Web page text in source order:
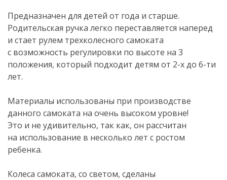
Предназначен для детей от года и старше.
Родительская ручка легко переставляется наперед
и стает рулем трехколесного самоката
с возможность регулировки по высоте на 3
положения, который подходит детям от 2-хдо 6-ти
лет.
Материалы использованы при производстве
данного самоката на очень высоком уровне!
Это и не удивительно, так как, он рассчитан
на использование в несколько лет с ростом
ребенка.
Колеса самоката, со светом, сделаны